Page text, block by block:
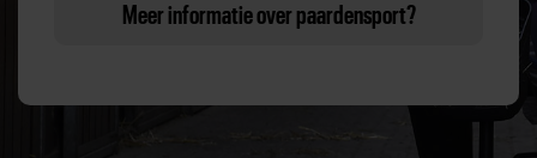
Meer informatie over paardensport?